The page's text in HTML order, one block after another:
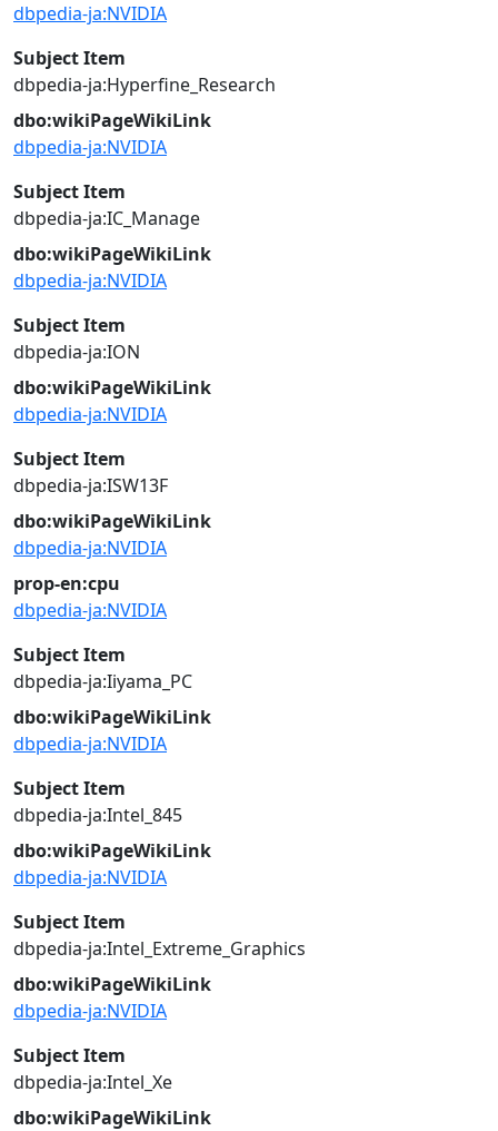
dbpedia-ja:NVIDIA
Subject Item
dbpedia-ja:Hyperfine_Research
dbo:wikiPageWikiLink
dbpedia-ja:NVIDIA
Subject Item
dbpedia-ja:IC_Manage
dbo:wikiPageWikiLink
dbpedia-ja:NVIDIA
Subject Item
dbpedia-ja:ION
dbo:wikiPageWikiLink
dbpedia-ja:NVIDIA
Subject Item
dbpedia-ja:ISW13F
dbo:wikiPageWikiLink
dbpedia-ja:NVIDIA
prop-en:cpu
dbpedia-ja:NVIDIA
Subject Item
dbpedia-ja:Iiyama_PC
dbo:wikiPageWikiLink
dbpedia-ja:NVIDIA
Subject Item
dbpedia-ja:Intel_845
dbo:wikiPageWikiLink
dbpedia-ja:NVIDIA
Subject Item
dbpedia-ja:Intel_Extreme_Graphics
dbo:wikiPageWikiLink
dbpedia-ja:NVIDIA
Subject Item
dbpedia-ja:Intel_Xe
dbo:wikiPageWikiLink